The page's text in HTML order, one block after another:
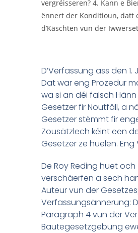
D’Verfassung ass den
Dat war eng Prozedur
wa si an déi falsch
Gesetzer fir Noutfäll, a
Gesetzer stëmmt fir
Zousätzlech kéint een
Gesetzer ze huelen.
De Roy Reding huet
verschäerfen a sech
Auteur vun der
Verfassungsännerung:
Paragraph 4 vun der
Bautegesetzgebung